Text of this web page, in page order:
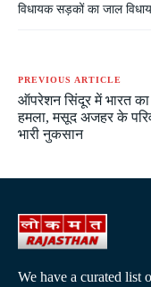
विधायक सड़कों का जाल
PREVIOUS ARTICLE
ऑपरेशन सिंदूर में भारत
हमला, मसूद अजहर के
भारी नुकसान
We have a curated list